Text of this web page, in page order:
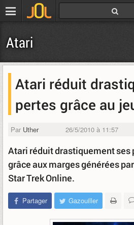
Atari
Atari réduit
pertes grâce au
Par Uther 26/5/2010 à 11:57
Atari réduit drastiquement ses
grâce aux marges générées
Star Trek Online.
Partager Gazouiller